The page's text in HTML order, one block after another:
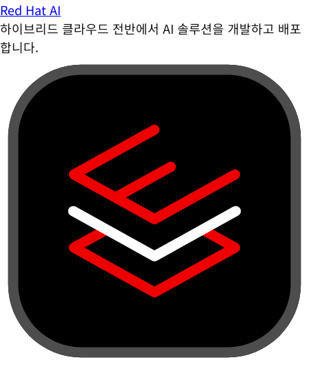
Red Hat AI
하이브리드 클라우드 전반에서 AI 솔루션을 개발하고 배포
합니다.